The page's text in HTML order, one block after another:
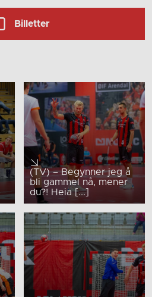
Billetter
(TV) – Begynner jeg å
bli gammel nå, mener
du?! Heia [...]